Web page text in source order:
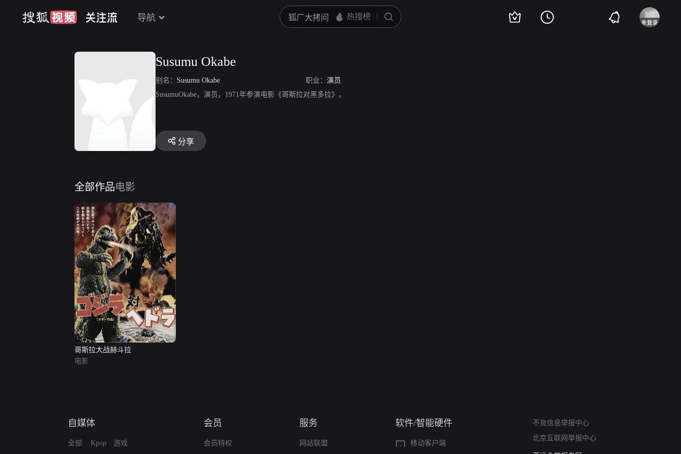
导航
Susumu Okabe
别名： Susumu Okabe 职业： 演员
SusumuOkabe，演员，1971年参演电影《哥斯拉对黑多拉》。
分享
全部作品电影
哥斯拉大战赫斗拉
电影
自媒体
全部 Kpop 游戏
会员
会员特权
服务
网站联盟
软件/智能硬件
移动客户端
不良信息举报中心
北京互联网举报中心
算法推荐专项举报